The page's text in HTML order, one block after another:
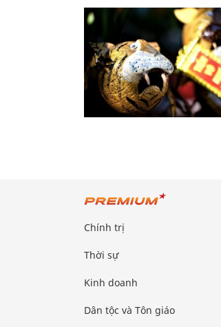
Chính trị
Thời sự
Kinh doanh
Dân tộc và Tôn giáo